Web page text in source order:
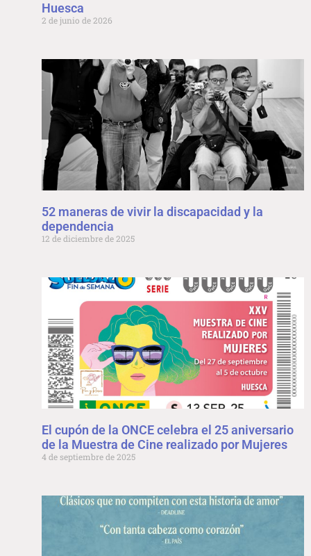
Huesca
2 de junio de 2026
52 maneras de vivir la discapacidad y la
dependencia
12 de diciembre de 2025
El cupón de la ONCE celebra el 25 aniversario
de la Muestra de Cine realizado por Mujeres
4 de septiembre de 2025